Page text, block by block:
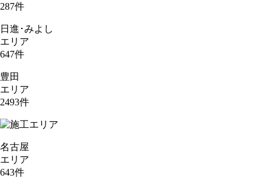
287件
日進･みよし
エリア
647件
豊田
エリア
2493件
名古屋
エリア
643件